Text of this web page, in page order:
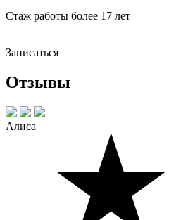
Стаж работы более 17 лет
Записаться
Отзывы
Алиса